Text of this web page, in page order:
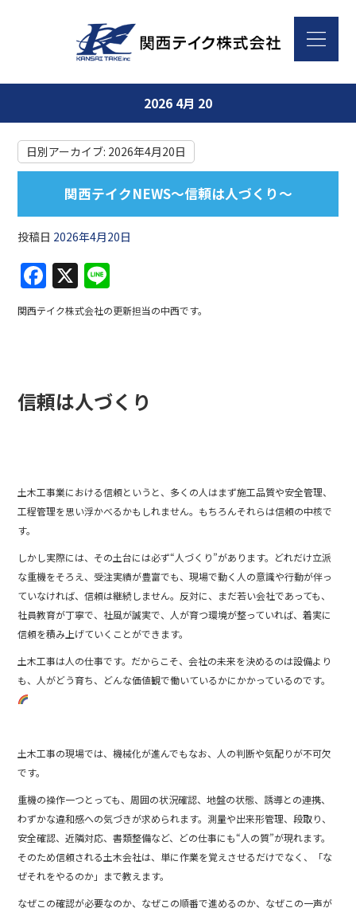
2026 4月 20
日別アーカイブ: 2026年4月20日
関西テイクNEWS～信頼は人づくり～
投稿日 2026年4月20日
F
a
c
o
X
n
e
関西テイク株式会社の更新担当の中西です。
信頼は人づくり
土木工事業における信頼というと、多くの人はまず施工品質や安全管理、
工程管理を思い浮かべるかもしれません。もちろんそれらは信頼の中核で
す。
しかし実際には、その土台には必ず“人づくり”があります。どれだけ立派
な重機をそろえ、受注実績が豊富でも、現場で動く人の意識や行動が伴っ
ていなければ、信頼は継続しません。反対に、まだ若い会社であっても、
社員教育が丁寧で、社風が誠実で、人が育つ環境が整っていれば、着実に
信頼を積み上げていくことができます。
土木工事は人の仕事です。だからこそ、会社の未来を決めるのは設備より
も、人がどう育ち、どんな価値観で働いているかにかかっているのです。
土木工事の現場では、機械化が進んでもなお、人の判断や気配りが不可欠
です。
重機の操作一つとっても、周囲の状況確認、地盤の状態、誘導との連携、
わずかな違和感への気づきが求められます。測量や出来形管理、段取り、
安全確認、近隣対応、書類整備など、どの仕事にも“人の質”が現れます。
そのため信頼される土木会社は、単に作業を覚えさせるだけでなく、「な
ぜそれをやるのか」まで教えます。
なぜこの確認が必要なのか、なぜこの順番で進めるのか、なぜこの一声が